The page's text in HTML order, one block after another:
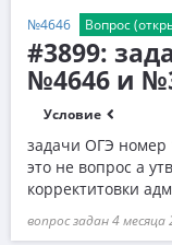
№4646 Вопрос
#3899:
№4646 и
Условие
задачи ОГЭ
это не вопрос а
корректитовки
вопрос задан 4 месяца